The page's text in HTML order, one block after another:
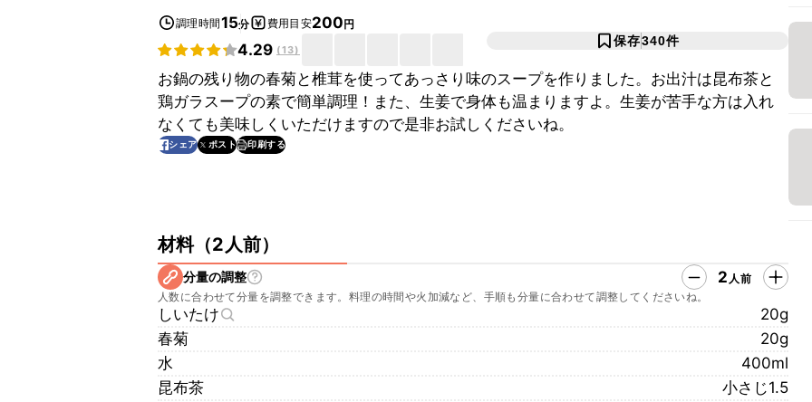
調理時間15分 費用目安200円
4.29 (13)
保存340件
お鍋の残り物の春菊と椎茸を使ってあっさり味のスープを作りました。お出汁は昆布茶と
鶏ガラスープの素で簡単調理！また、生姜で身体も温まりますよ。生姜が苦手な方は入れ
なくても美味しくいただけますので是非お試しくださいね。
シェア ポスト 印刷する
材料（2人前）
分量の調整 2 人前
人数に合わせて分量を調整できます。料理の時間や火加減など、手順も分量に合わせて調整してくださいね。
しいたけ
20g
春菊
20g
水
400ml
昆布茶
小さじ1.5